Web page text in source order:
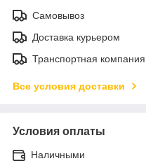
Самовывоз
Доставка курьером
Транспортная компания
Все условия доставки
Условия оплаты
Наличными